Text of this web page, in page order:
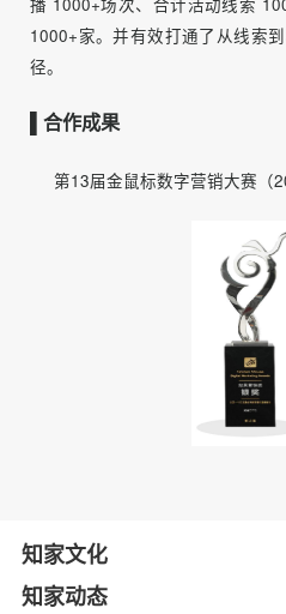
事项：直播转化链路跑通，企
·质变验证
手段：转化链路断路颗粒度拆
事项：建立数据字段跟踪表，
如今，五菱宏光直播销售模
索。同时，标准化的意向客
的线索成交率状况下，成绩率
2）千家经销商、8000余家
播 1000+场次、合计活动线
1000+家。并有效打通了从线